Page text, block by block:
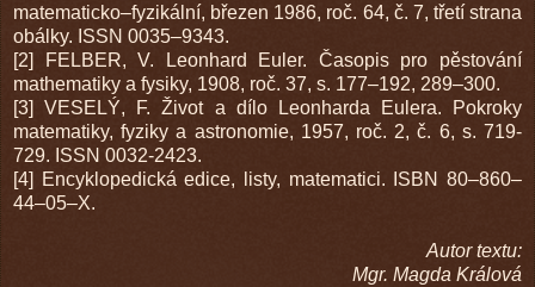
matematicko–fyzikální, březen 1986, roč. 64, č. 7, třetí strana
obálky. ISSN 0035–9343.
[2] FELBER, V. Leonhard Euler. Časopis pro pěstování
mathematiky a fysiky, 1908, roč. 37, s. 177–192, 289–300.
[3] VESELÝ, F. Život a dílo Leonharda Eulera. Pokroky
matematiky, fyziky a astronomie, 1957, roč. 2, č. 6, s. 719-
729. ISSN 0032-2423.
[4] Encyklopedická edice, listy, matematici. ISBN 80–860–
44–05–X.
Autor textu:
Mgr. Magda Králová